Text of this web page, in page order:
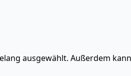
ausgewählt. Außerdem